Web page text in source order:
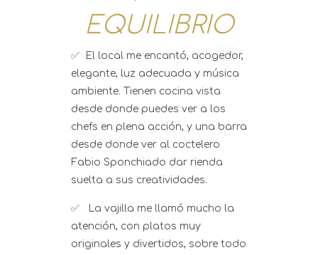
EQUILIBRIO
✅ El local me encantó, acogedor,
elegante, luz adecuada y música
ambiente. Tienen cocina vista
desde donde puedes ver a los
chefs en plena acción, y una barra
desde donde ver al coctelero
Fabio Sponchiado dar rienda
suelta a sus creatividades.
✅ La vajilla me llamó mucho la
atención, con platos muy
originales y divertidos, sobre todo